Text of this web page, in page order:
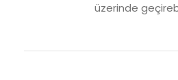
üzerinde